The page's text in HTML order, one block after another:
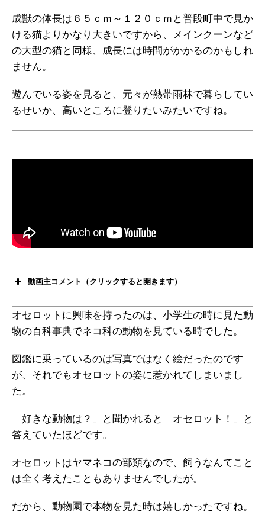
成獣の体長は６５ｃｍ～１２０ｃｍと普段町中で見か
ける猫よりかなり大きいですから、メインクーンなど
の大型の猫と同様、成長には時間がかかるのかもしれ
ません。
遊んでいる姿を見ると、元々が熱帯雨林で暮らしてい
るせいか、高いところに登りたいみたいですね。
動画主コメント（クリックすると開きます）
オセロットに興味を持ったのは、小学生の時に見た動
物の百科事典でネコ科の動物を見ている時でした。
図鑑に乗っているのは写真ではなく絵だったのです
が、それでもオセロットの姿に惹かれてしまいまし
た。
「好きな動物は？」と聞かれると「オセロット！」と
答えていたほどです。
オセロットはヤマネコの部類なので、飼うなんてこと
は全く考えたこともありませんでしたが。
だから、動物園で本物を見た時は嬉しかったですね。